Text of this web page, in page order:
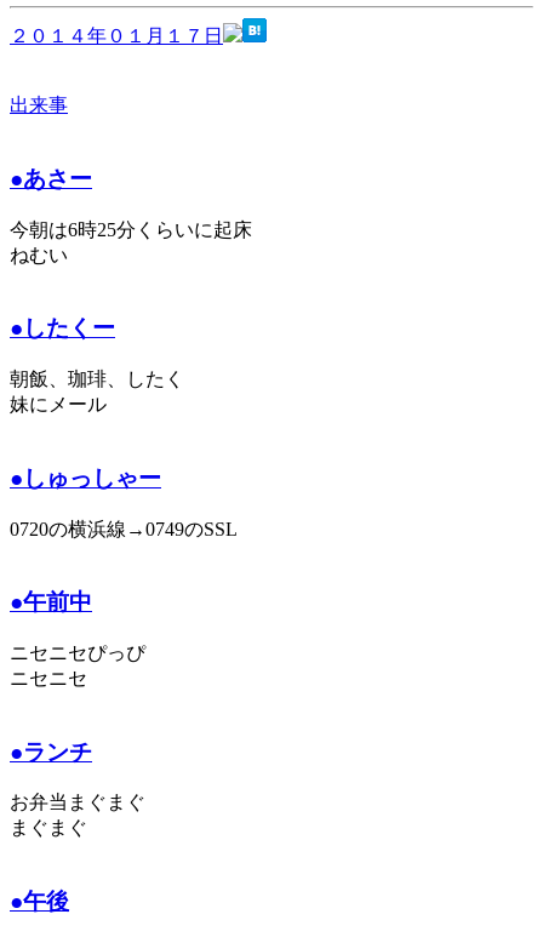
２０１４年０１月１７日
出来事
●あさー
今朝は6時25分くらいに起床
ねむい
●したくー
朝飯、珈琲、したく
妹にメール
●しゅっしゃー
0720の横浜線→0749のSSL
●午前中
ニセニセぴっぴ
ニセニセ
●ランチ
お弁当まぐまぐ
まぐまぐ
●午後